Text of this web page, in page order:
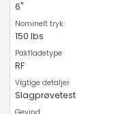
6"
150 lbs
RF
Slagprøvetest